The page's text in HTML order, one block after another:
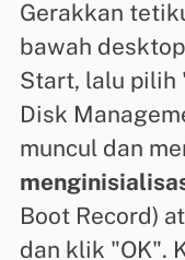
Gerakkan
bawah
Start, lalu pilih
Disk
muncul dan
Boot Record)
dan klik "OK".